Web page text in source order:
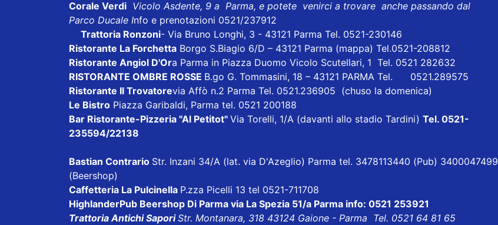
Corale Verdi Vicolo Asdente, 9 a Parma, e potete venirci a trovare anche passando dal
Parco Ducale Info e prenotazioni 0521/237912
Trattoria Ronzoni- Via Bruno Longhi, 3 - 43121 Parma Tel. 0521-230146
Ristorante La Forchetta Borgo S.Biagio 6/D – 43121 Parma (mappa) Tel.0521-208812
Ristorante Angiol D'Ora Parma in Piazza Duomo Vicolo Scutellari, 1 Tel. 0521 282632
RISTORANTE OMBRE ROSSE B.go G. Tommasini, 18 – 43121 PARMA Tel. 0521.289575
Ristorante Il Trovatorevia Affò n.2 Parma Tel. 0521.236905 (chuso la domenica)
Le Bistro Piazza Garibaldi, Parma tel. 0521 200188
Bar Ristorante-Pizzeria "Al Petitot" Via Torelli, 1/A (davanti allo stadio Tardini) Tel. 0521-
235594/22138
Bastian Contrario Str. Inzani 34/A (lat. via D'Azeglio) Parma tel. 3478113440 (Pub) 3400047499
(Beershop)
Caffetteria La Pulcinella P.zza Picelli 13 tel 0521-711708
HighlanderPub Beershop Di Parma via La Spezia 51/a Parma info: 0521 253921
Trattoria Antichi SaporiStr. Montanara, 318 43124 Gaione - Parma Tel. 0521 64 81 65